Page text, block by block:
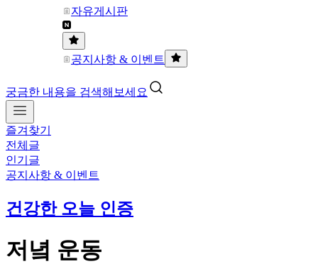
자유게시판
공지사항 & 이벤트
궁금한 내용을 검색해보세요
즐겨찾기
전체글
인기글
공지사항 & 이벤트
건강한 오늘 인증
저녘 운동